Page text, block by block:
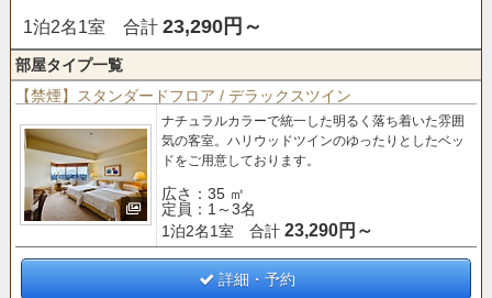
1泊2名1室 合計 23,290円～
部屋タイプ一覧
【禁煙】スタンダードフロア / デラックスツイン
ナチュラルカラーで統一した明るく落ち着いた雰囲
気の客室。 ハリウッドツインのゆったりとしたベッ
ドをご用意しております。
広さ：35 ㎡
定員：1～3名
1泊2名1室 合計 23,290円～
詳細・予約